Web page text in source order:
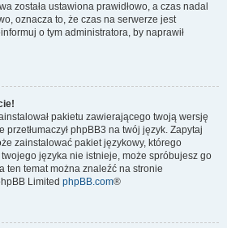
została ustawiona prawidłowo, a czas nadal
oznacza to, że czas na serwerze jest
o tym administratora, by naprawił
pakietu zawierającego twoją wersję
phpBB3 na twój język. Zapytaj
zainstalować pakiet językowy, którego
języka nie istnieje, może spróbujesz go
ten temat można znaleźć na stronie
Limited phpBB.com®